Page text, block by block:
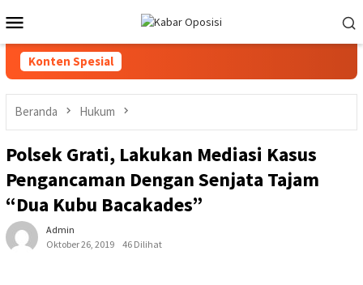
ke
kontenMobile
Konten Spesial
Beranda Hukum
Polsek Grati, Lakukan Mediasi Kasus
Pengancaman Dengan Senjata Tajam
“Dua Kubu Bacakades”
Admin
Oktober 26, 2019
46 Dilihat